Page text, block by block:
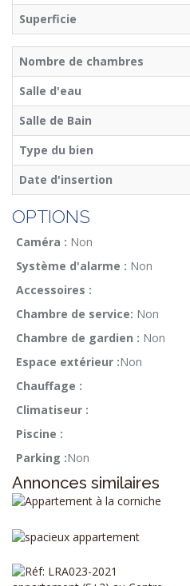
Superficie
Nombre de chambres
Salle d'eau
Salle de Bain
Type du bien
Date d'insertion
OPTIONS
Caméra : Non
Système d'alarme : Non
Accessoires :
Chambre de service: Non
Chambre de gardien : Non
Espace extérieur :Non
Chauffage :
Climatiseur :
Piscine :
Parking :Non
Annonces similaires